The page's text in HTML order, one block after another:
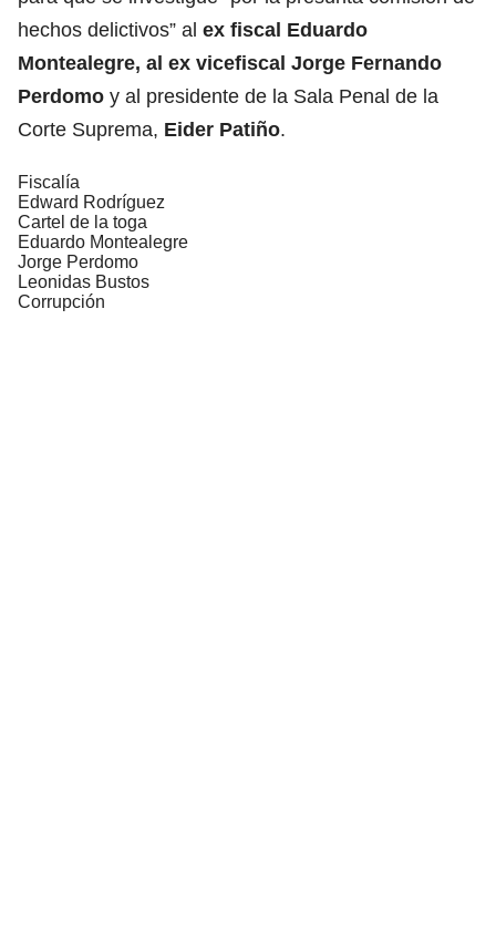
hechos delictivos” al ex fiscal Eduardo
Montealegre, al ex vicefiscal Jorge Fernando
Perdomo y al presidente de la Sala Penal de la
Corte Suprema, Eider Patiño.
Fiscalía
Edward Rodríguez
Cartel de la toga
Eduardo Montealegre
Jorge Perdomo
Leonidas Bustos
Corrupción